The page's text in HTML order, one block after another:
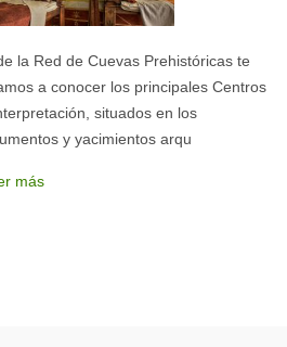
la Red de Cuevas Prehistóricas te
a conocer los principales Centros
situados en los
y yacimientos arqu
más